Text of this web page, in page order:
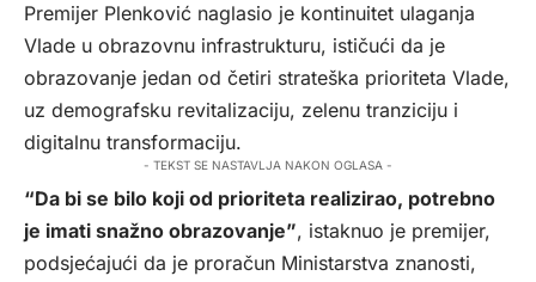
Premijer Plenković naglasio je kontinuitet ulaganja
Vlade u obrazovnu infrastrukturu, ističući da je
obrazovanje jedan od četiri strateška prioriteta Vlade,
uz demografsku revitalizaciju, zelenu tranziciju i
digitalnu transformaciju.
- TEKST SE NASTAVLJA NAKON OGLASA -
“Da bi se bilo koji od prioriteta realizirao, potrebno
je imati snažno obrazovanje”, istaknuo je premijer,
podsjećajući da je proračun Ministarstva znanosti,